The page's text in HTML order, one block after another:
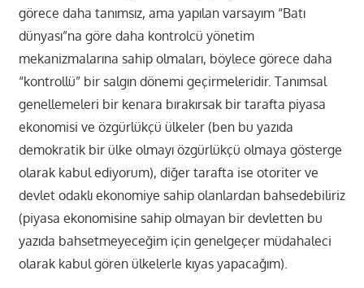
görece daha tanımsız, ama yapılan varsayım “Batı
dünyası”na göre daha kontrolcü yönetim
mekanizmalarına sahip olmaları, böylece görece daha
“kontrollü” bir salgın dönemi geçirmeleridir. Tanımsal
genellemeleri bir kenara bırakırsak bir tarafta piyasa
ekonomisi ve özgürlükçü ülkeler (ben bu yazıda
demokratik bir ülke olmayı özgürlükçü olmaya gösterge
olarak kabul ediyorum), diğer tarafta ise otoriter ve
devlet odaklı ekonomiye sahip olanlardan bahsedebiliriz
(piyasa ekonomisine sahip olmayan bir devletten bu
yazıda bahsetmeyeceğim için genelgeçer müdahaleci
olarak kabul gören ülkelerle kıyas yapacağım).